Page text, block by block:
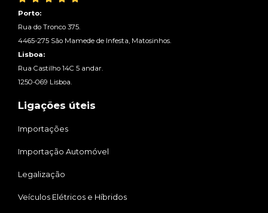
Porto:
Rua do Tronco 375.
4465-275 São Mamede de Infesta, Matosinhos.
Lisboa:
Rua Castilho 14C 5 andar.
1250-069 Lisboa.
Ligações úteis
Importações
Importação Automóvel
Legalização
Veículos Elétricos e Híbridos